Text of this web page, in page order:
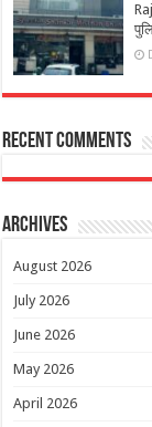
Recent Comments
Archives
August 2026
July 2026
June 2026
May 2026
April 2026